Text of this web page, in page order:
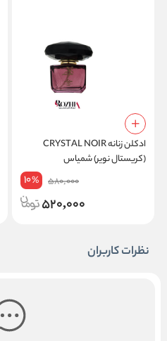
ادکلن زنانه CRYSTAL NOIR
(کریستال نویر) شمیاس
580,000
10%
520,000
نظرات کاربران